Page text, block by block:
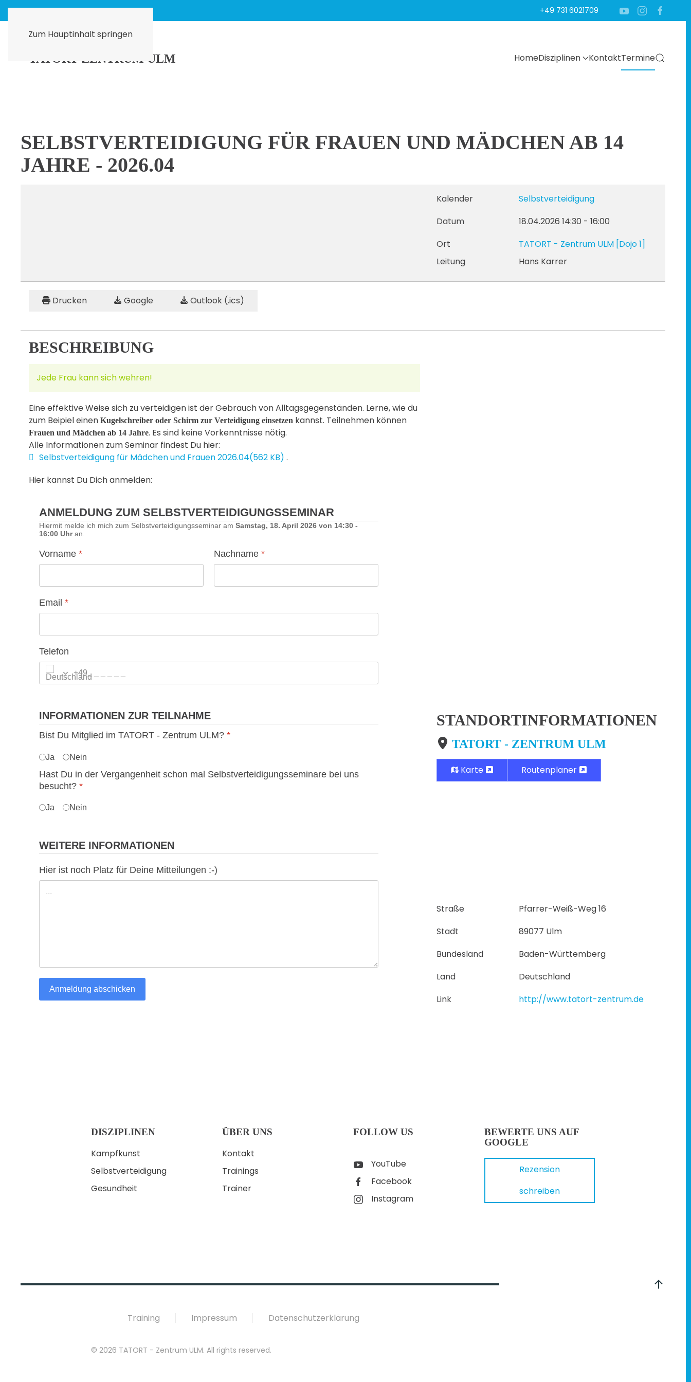
Zum Hauptinhalt springen
+49 731 6021709
HomeDisziplinen KontaktTermine
SELBST­VERTEIDIGUNG FÜR FRAUEN UND MÄDCHEN AB 14
JAHRE - 2026.04
Kalender
Selbstverteidigung
Datum
18.04.2026 14:30 - 16:00
Ort
TATORT - Zentrum ULM [Dojo 1]
Leitung
Hans Karrer
Drucken Google Outlook (.ics)
BESCHREIBUNG
Jede Frau kann sich wehren!
Eine effektive Weise sich zu verteidigen ist der Gebrauch von Alltagsgegenständen. Lerne, wie du
zum Beipiel einen Kugelschreiber oder Schirm zur Verteidigung einsetzen kannst. Teilnehmen können
Frauen und Mädchen ab 14 Jahre. Es sind keine Vorkenntnisse nötig.
Alle Informationen zum Seminar findest Du hier:
pdf
Selbstverteidigung für Mädchen und Frauen 2026.04(562 KB) .
Hier kannst Du Dich anmelden:
ANMELDUNG ZUM SELBSTVERTEIDIGUNGS­SEMINAR
Hiermit melde ich mich zum Selbstverteidigungsseminar am Samstag, 18. April 2026 von 14:30 -
16:00 Uhran.
Vorname * Nachname *
Email *
Telefon
+49
INFORMATIONEN ZUR TEILNAHME
Bist Du Mitglied im TATORT - Zentrum ULM? *
Ja Nein
Hast Du in der Vergangenheit schon mal Selbstverteidigungsseminare bei uns
besucht? *
Ja Nein
WEITERE INFORMATIONEN
Hier ist noch Platz für Deine Mitteilungen :-)
Anmeldung abschicken
STANDORTINFORMATIONEN
TATORT - ZENTRUM ULM
Karte Routenplaner
Straße
Pfarrer-Weiß-Weg 16
Stadt
89077 Ulm
Bundesland
Baden-Württemberg
Land
Deutschland
Link
http://www.tatort-zentrum.de
DISZIPLINEN
Kampfkunst
Selbstverteidigung
Gesundheit
ÜBER UNS
Kontakt
Trainings
Trainer
FOLLOW US
YouTube
Facebook
Instagram
BEWERTE UNS AUF
GOOGLE
Rezension
schreiben
Training Impressum Datenschutzerklärung
© 2026 TATORT - Zentrum ULM. All rights reserved.